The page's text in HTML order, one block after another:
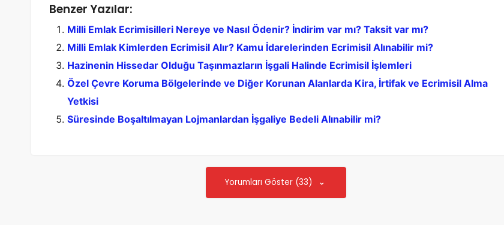
Benzer Yazılar:
Milli Emlak Ecrimisilleri Nereye ve Nasıl Ödenir? İndirim var mı? Taksit var mı?
Milli Emlak Kimlerden Ecrimisil Alır? Kamu İdarelerinden Ecrimisil Alınabilir mi?
Hazinenin Hissedar Olduğu Taşınmazların İşgali Halinde Ecrimisil İşlemleri
Özel Çevre Koruma Bölgelerinde ve Diğer Korunan Alanlarda Kira, İrtifak ve Ecrimisil Alma
Yetkisi
Süresinde Boşaltılmayan Lojmanlardan İşgaliye Bedeli Alınabilir mi?
Yorumları Göster (33)